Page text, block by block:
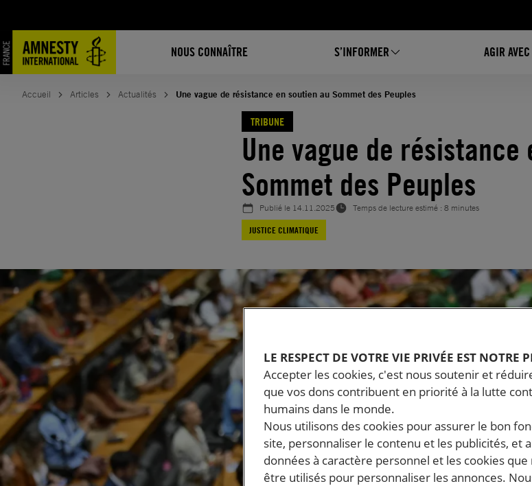
NOUS CONNAÎTRE S’INFORMER AGIR
contenu
Accueil Articles Actualités Une vague de résistance en soutien au Sommet des Peuples
TRIBUNE
Une vague de résistance
Sommet des Peuples
Publié le 14.11.2025
Temps de lecture estimé : 8 minutes
JUSTICE CLIMATIQUE
LE RESPECT DE VOTRE VIE PRIVÉE EST NOTRE
Accepter les cookies, c'est nous soutenir et
que vos dons contribuent en priorité à la lutte
humains dans le monde.
Nous utilisons des cookies pour assurer le bon
site, personnaliser le contenu et les publicités, et
données à caractère personnel et les cookies
être utilisés pour personnaliser les annonces.